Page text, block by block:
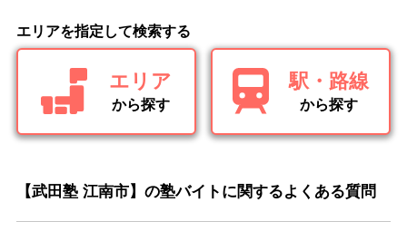
エリアを指定して検索する
エリア
から探す
駅・路線
から探す
【武田塾 江南市】の塾バイトに関するよくある質問